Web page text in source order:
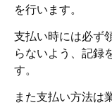
を行います。
支払い時には必ず
らないよう、記録
す。
また支払い方法は